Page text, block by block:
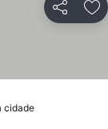
Partilhar
cidade